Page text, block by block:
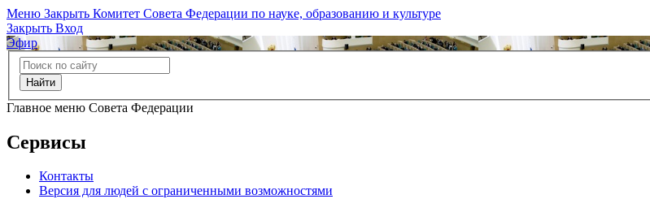
Меню Закрыть Комитет Совета Федерации по науке, образованию и культуре
Закрыть Вход
Эфир
Найти
Главное меню Совета Федерации
Сервисы
Контакты
Версия для людей с ограниченными возможностями